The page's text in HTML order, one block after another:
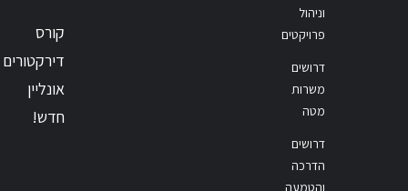
וניהול
פרויקטים
דרושים
משרות
מטה
דרושים
הדרכה
והטמעה
קורס
דירקטורים
אונליין
חדש!